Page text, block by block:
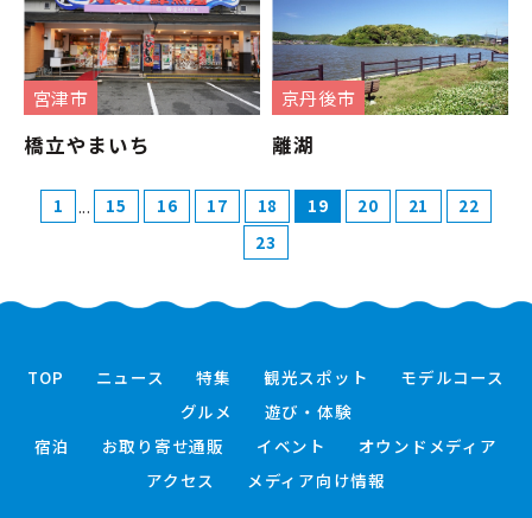
宮津市
橋立やまいち
京丹後市
離湖
1 ... 15 16 17 18 19 20 21
22
23
TOP ニュース 特集 観光スポット
モデルコース
グルメ
遊び・体験
宿泊
お取り寄せ通販 イベント
オウンドメディア
アクセス
メディア向け情報